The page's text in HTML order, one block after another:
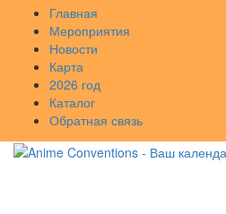
Главная
Мероприятия
Новости
Карта
2026 год
Каталог
Обратная связь